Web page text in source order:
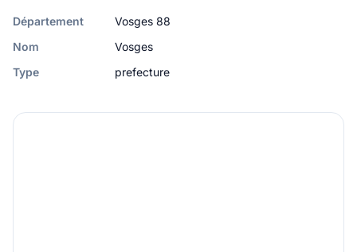
Département
Vosges 88
Nom
Vosges
Type
prefecture